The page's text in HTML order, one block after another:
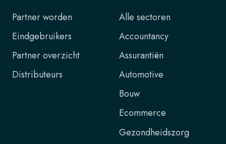
Partner worden
Eindgebruikers
Partner overzicht
Distributeurs
Alle sectoren
Accountancy
Assurantiën
Automotive
Bouw
Ecommerce
Gezondheidszorg